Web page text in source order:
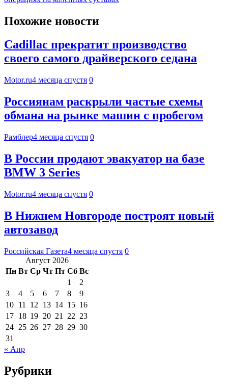
Похожие новости
Cadillac прекратит производство
своего самого драйверского седана
Motor.ru4 месяца спустя 0
Россиянам раскрыли частые схемы
обмана на рынке машин с пробегом
Рамблер4 месяца спустя 0
В России продают эвакуатор на базе
BMW 3 Series
Motor.ru4 месяца спустя 0
В Нижнем Новгороде построят новый
автозавод
Российская Газета4 месяца спустя 0
Август 2026
Пн Вт Ср Чт Пт Сб Вс
1
2
3
4 5 6 7 8
9
10 11 12 13 14 15 16
17 18 19 20 21 22 23
24 25 26 27 28 29 30
31
« Апр
Рубрики